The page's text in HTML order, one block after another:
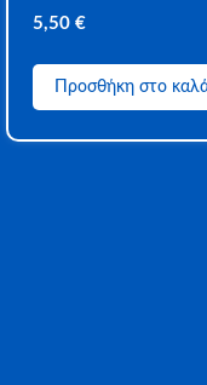
5,50 €
Προσθήκη στο